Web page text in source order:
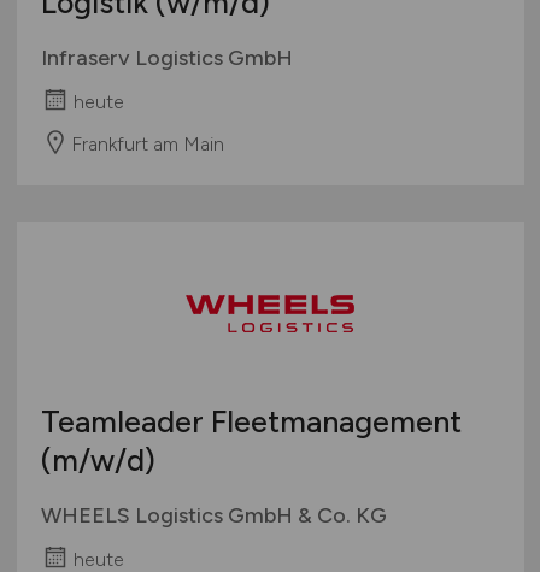
Infraserv Logistics GmbH
heute
Frankfurt am Main
Teamleader Fleetmanagement
(m/w/d)
WHEELS Logistics GmbH & Co. KG
heute